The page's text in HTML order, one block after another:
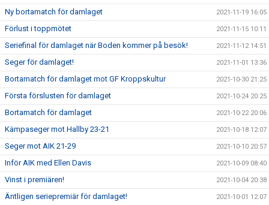
Ny bortamatch för damlaget 2021-11-19 16:05
Förlust i toppmötet 2021-11-15 10:11
Seriefinal för damlaget när Boden kommer på besök! 2021-11-12 14:51
Seger för damlaget! 2021-11-01 13:36
Bortamatch för damlaget mot GF Kroppskultur 2021-10-30 21:25
Första förslusten för damlaget 2021-10-24 20:25
Bortamatch för damlaget 2021-10-22 20:06
Kämpaseger mot Hallby 23-21 2021-10-18 12:07
Seger mot AIK 21-29 2021-10-10 20:57
Inför AIK med Ellen Davis 2021-10-09 08:40
Vinst i premiären! 2021-10-04 20:38
Äntligen seriepremiär för damlaget! 2021-10-01 12:07